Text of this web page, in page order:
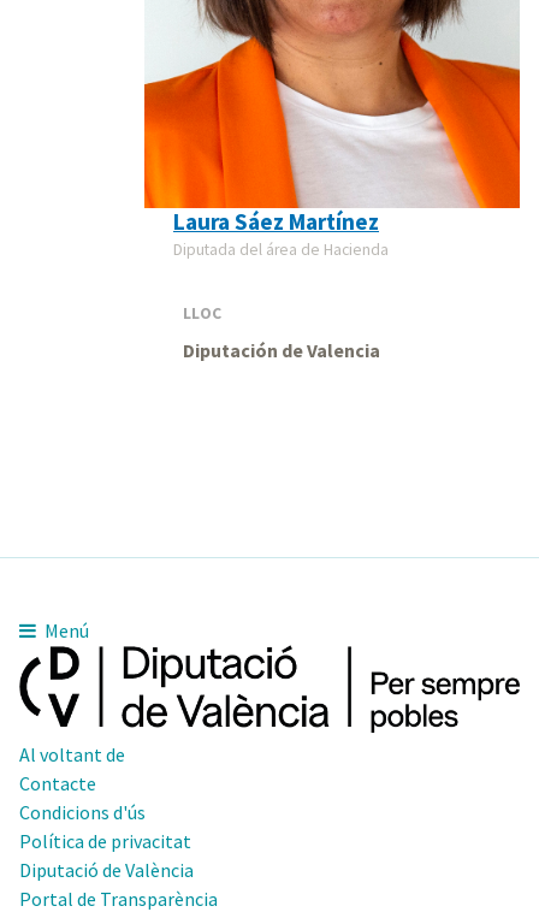
Laura Sáez Martínez
Diputada del área de Hacienda
LLOC
Diputación de Valencia
Menú
Al voltant de
Contacte
Condicions d'ús
Política de privacitat
Diputació de València
Portal de Transparència